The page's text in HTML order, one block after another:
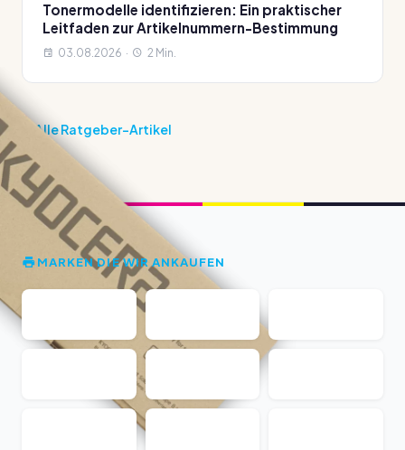
Tonermodelle identifizieren: Ein praktischer
Leitfaden zur Artikelnummern-Bestimmung
03.08.2026 · 2 Min.
Alle Ratgeber-Artikel
MARKEN DIE WIR ANKAUFEN